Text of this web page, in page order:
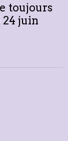
toujours
24 juin